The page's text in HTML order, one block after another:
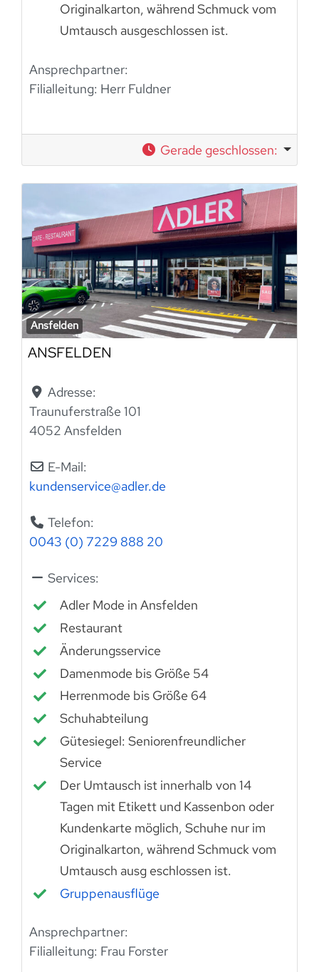
Originalkarton, während Schmuck vom
Umtausch ausgeschlossen ist.
Ansprechpartner:
Filialleitung: Herr Fuldner
Gerade geschlossen:
Ansfelden
ANSFELDEN
Adresse:
Traunuferstraße 101
4052 Ansfelden
E-Mail:
kundenservice@adler.de
Telefon:
0043 (0) 7229 888 20
Services:
Adler Mode in Ansfelden
Restaurant
Änderungsservice
Damenmode bis Größe 54
Herrenmode bis Größe 64
Schuhabteilung
Gütesiegel: Seniorenfreundlicher
Service
Der Umtausch ist innerhalb von 14
Tagen mit Etikett und Kassenbon oder
Kundenkarte möglich, Schuhe nur im
Originalkarton, während Schmuck vom
Umtausch ausg eschlossen ist.
Gruppenausflüge
Ansprechpartner:
Filialleitung: Frau Forster